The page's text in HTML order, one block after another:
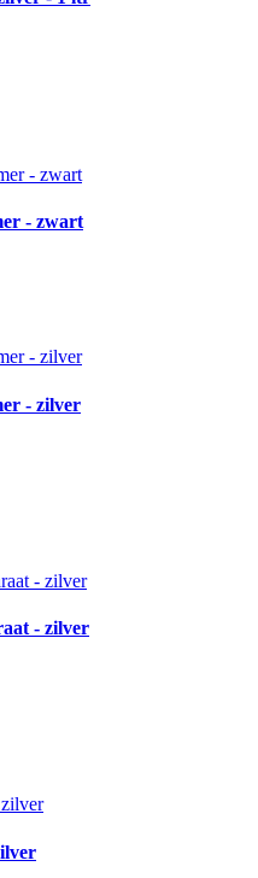
- zwart
- zilver
- zilver